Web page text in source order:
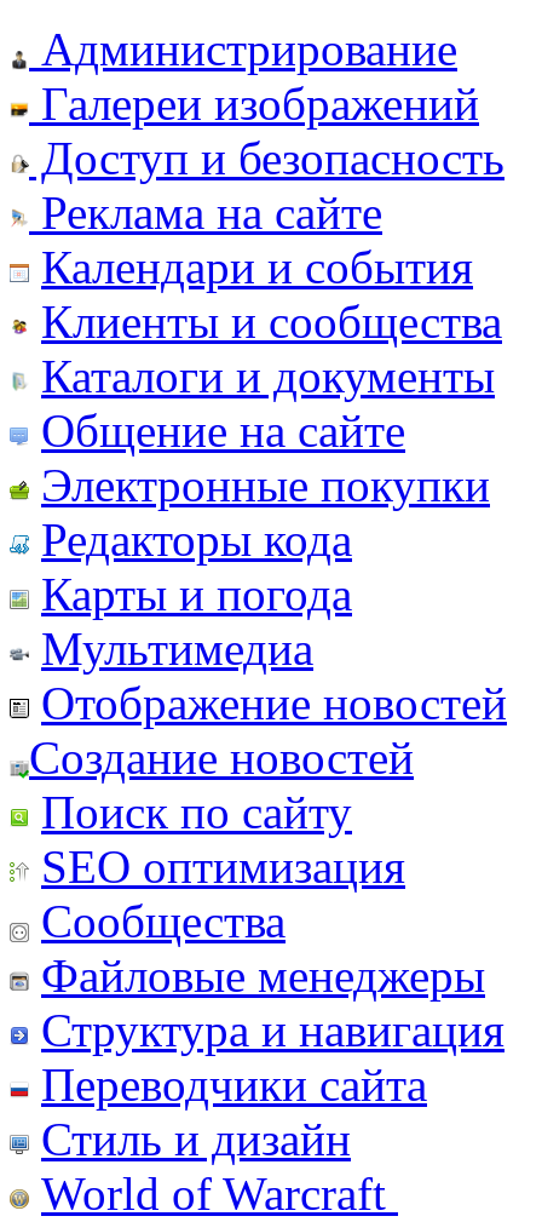
Администрирование
Галереи изображений
Доступ и безопасность
Реклама на сайте
Календари и события
Клиенты и сообщества
Каталоги и документы
Общение на сайте
Электронные покупки
Редакторы кода
Карты и погода
Мультимедиа
Отображение новостей
Создание новостей
Поиск по сайту
SEO оптимизация
Сообщества
Файловые менеджеры
Структура и навигация
Переводчики сайта
Стиль и дизайн
World of Warcraft